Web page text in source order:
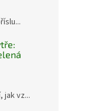
jak vz...